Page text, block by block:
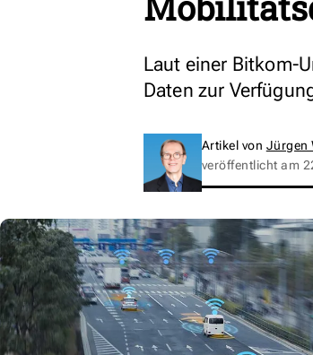
Laut einer Bitkom-
Daten zur
Artikel von Jürgen
veröffentlicht am